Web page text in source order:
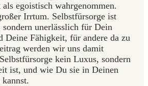
egoistisch wahrgenommen.
Irrtum. Selbstfürsorge ist
unerlässlich für Dein
Deine Fähigkeit, für andere da zu
werden wir uns damit
kein Luxus, sondern
ist, und wie Du sie in Deinen